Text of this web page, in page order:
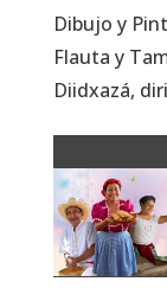
Dibujo y
Flauta y
Diidxazá,